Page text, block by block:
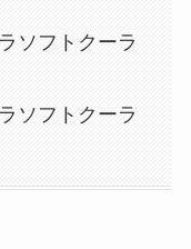
ソフトクーラ
ソフトクーラ